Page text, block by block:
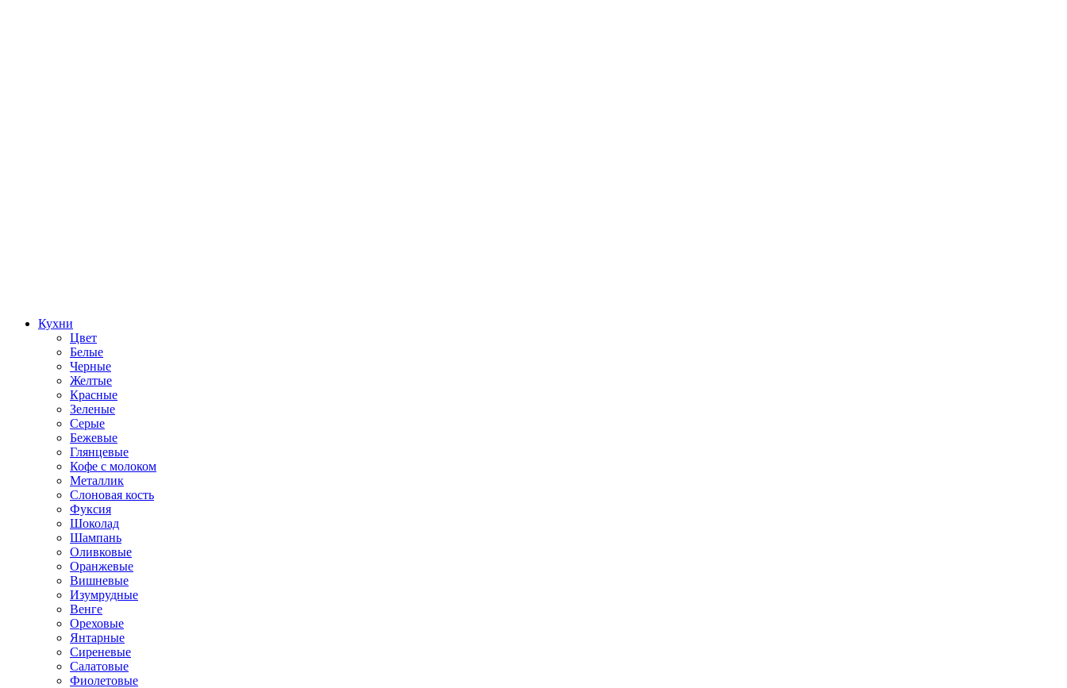
Кухни
Цвет
Белые
Черные
Желтые
Красные
Зеленые
Серые
Бежевые
Глянцевые
Кофе с молоком
Металлик
Слоновая кость
Фуксия
Шоколад
Шампань
Оливковые
Оранжевые
Вишневые
Изумрудные
Венге
Ореховые
Янтарные
Сиреневые
Салатовые
Фиолетовые